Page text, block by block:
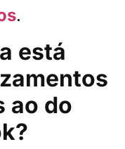
.
está
s
ao do